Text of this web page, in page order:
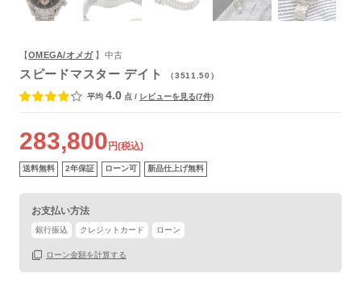
【OMEGA/オメガ】中古
スピードマスター デイト （3511.50）
平均 4.0 点 / レビューを見る(7件)
283,800 円(税込)
送料無料 2年保証 ローン可 新品仕上げ無料
お支払い方法
銀行振込 クレジットカード ローン
ローン金額を計算する